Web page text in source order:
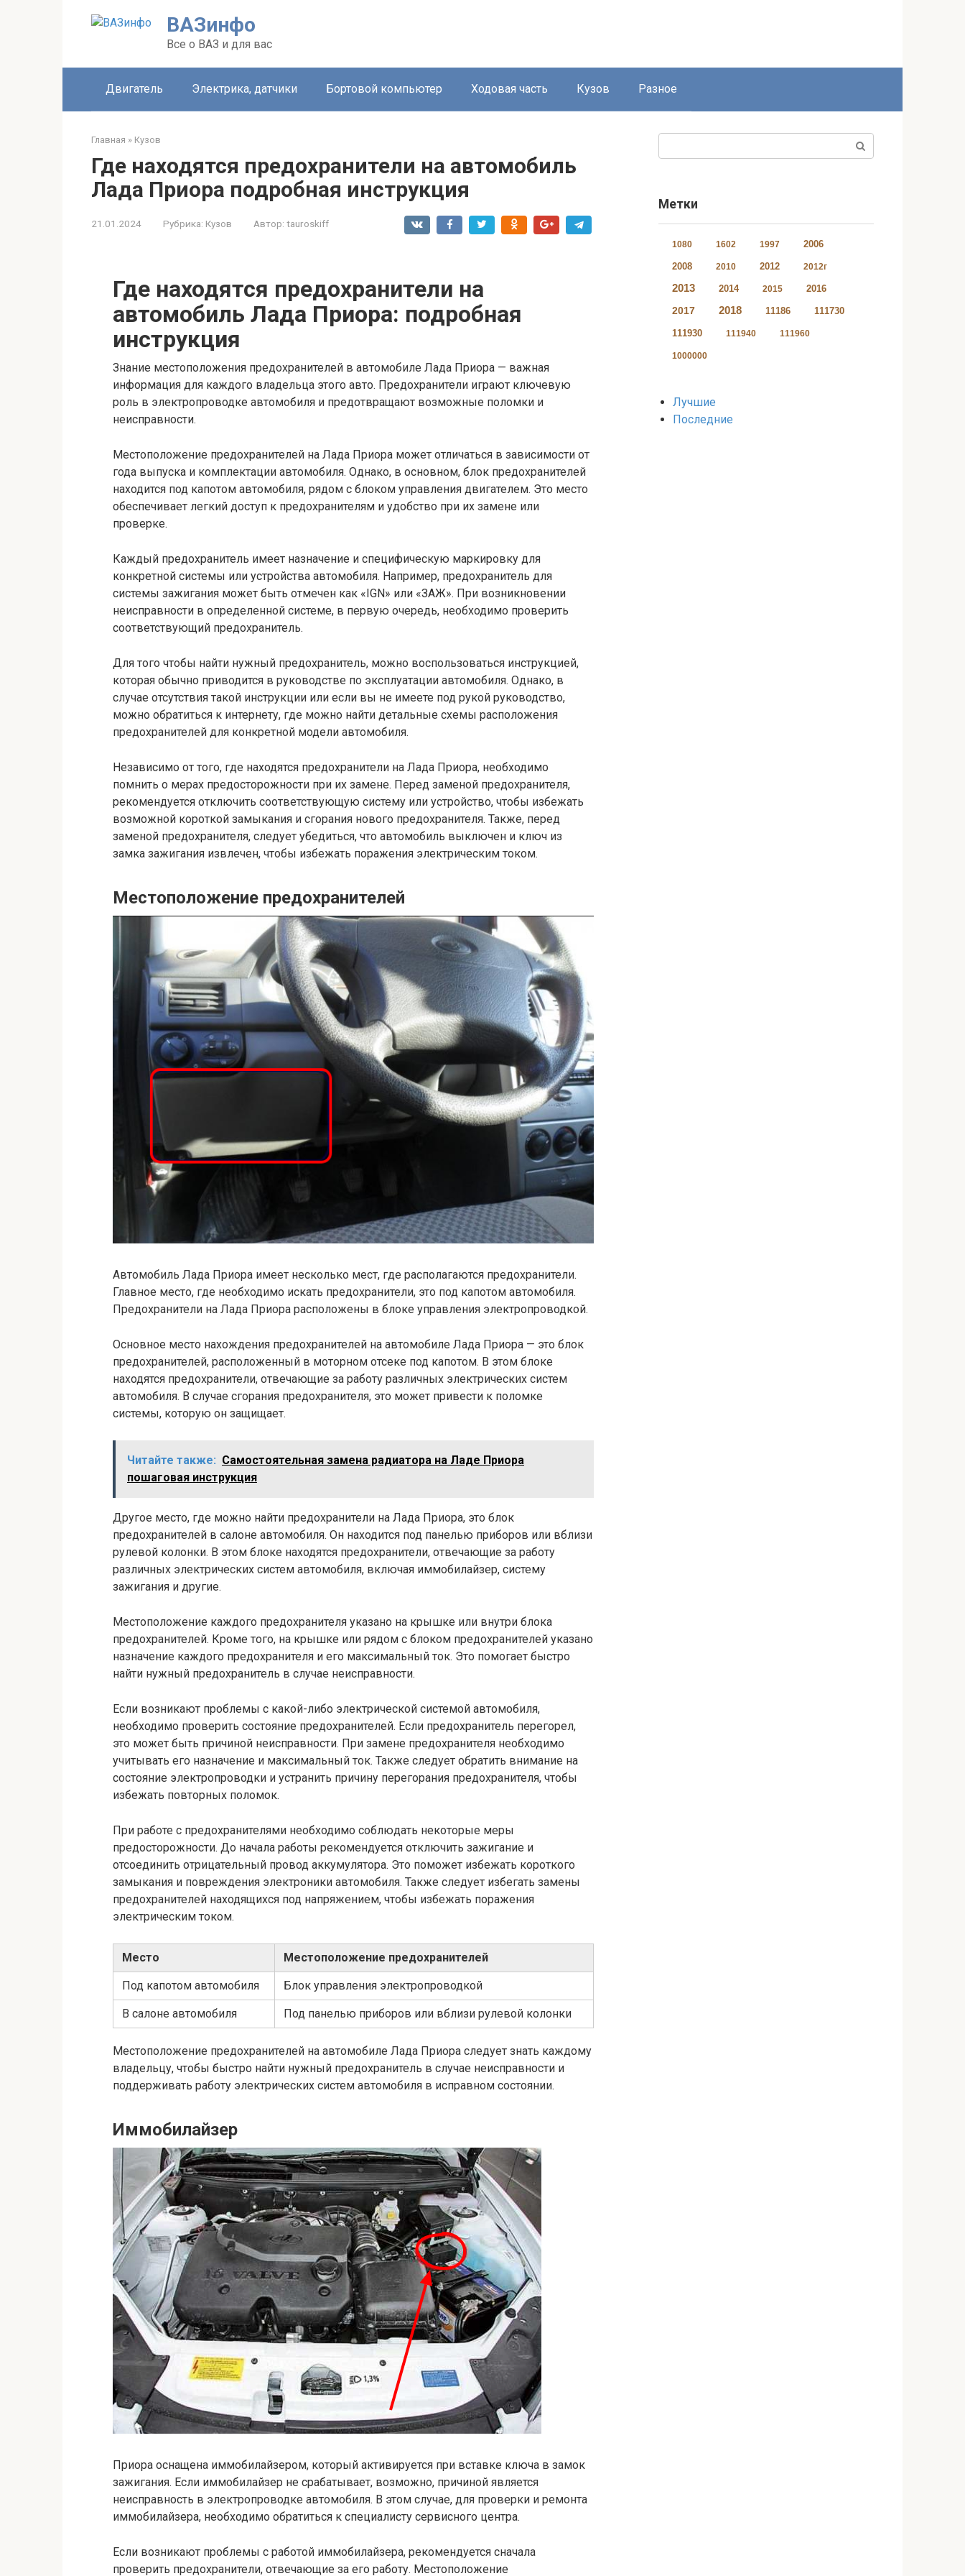
ВАЗинфо
Все о ВАЗ и для вас
Двигатель Электрика, датчики Бортовой компьютер Ходовая часть Кузов Разное
Главная » Кузов
Где находятся предохранители на автомобиль
Лада Приора подробная инструкция
21.01.2024 Рубрика: Кузов Автор: tauroskiff
Где находятся предохранители на
автомобиль Лада Приора: подробная
инструкция
Знание местоположения предохранителей в автомобиле Лада Приора — важная
информация для каждого владельца этого авто. Предохранители играют ключевую
роль в электропроводке автомобиля и предотвращают возможные поломки и
неисправности.
Местоположение предохранителей на Лада Приора может отличаться в зависимости от
года выпуска и комплектации автомобиля. Однако, в основном, блок предохранителей
находится под капотом автомобиля, рядом с блоком управления двигателем. Это место
обеспечивает легкий доступ к предохранителям и удобство при их замене или
проверке.
Каждый предохранитель имеет назначение и специфическую маркировку для
конкретной системы или устройства автомобиля. Например, предохранитель для
системы зажигания может быть отмечен как «IGN» или «ЗАЖ». При возникновении
неисправности в определенной системе, в первую очередь, необходимо проверить
соответствующий предохранитель.
Для того чтобы найти нужный предохранитель, можно воспользоваться инструкцией,
которая обычно приводится в руководстве по эксплуатации автомобиля. Однако, в
случае отсутствия такой инструкции или если вы не имеете под рукой руководство,
можно обратиться к интернету, где можно найти детальные схемы расположения
предохранителей для конкретной модели автомобиля.
Независимо от того, где находятся предохранители на Лада Приора, необходимо
помнить о мерах предосторожности при их замене. Перед заменой предохранителя,
рекомендуется отключить соответствующую систему или устройство, чтобы избежать
возможной короткой замыкания и сгорания нового предохранителя. Также, перед
заменой предохранителя, следует убедиться, что автомобиль выключен и ключ из
замка зажигания извлечен, чтобы избежать поражения электрическим током.
Местоположение предохранителей
Автомобиль Лада Приора имеет несколько мест, где располагаются предохранители.
Главное место, где необходимо искать предохранители, это под капотом автомобиля.
Предохранители на Лада Приора расположены в блоке управления электропроводкой.
Основное место нахождения предохранителей на автомобиле Лада Приора — это блок
предохранителей, расположенный в моторном отсеке под капотом. В этом блоке
находятся предохранители, отвечающие за работу различных электрических систем
автомобиля. В случае сгорания предохранителя, это может привести к поломке
системы, которую он защищает.
Читайте также: Самостоятельная замена радиатора на Ладе Приора
пошаговая инструкция
Другое место, где можно найти предохранители на Лада Приора, это блок
предохранителей в салоне автомобиля. Он находится под панелью приборов или вблизи
рулевой колонки. В этом блоке находятся предохранители, отвечающие за работу
различных электрических систем автомобиля, включая иммобилайзер, систему
зажигания и другие.
Местоположение каждого предохранителя указано на крышке или внутри блока
предохранителей. Кроме того, на крышке или рядом с блоком предохранителей указано
назначение каждого предохранителя и его максимальный ток. Это помогает быстро
найти нужный предохранитель в случае неисправности.
Если возникают проблемы с какой-либо электрической системой автомобиля,
необходимо проверить состояние предохранителей. Если предохранитель перегорел,
это может быть причиной неисправности. При замене предохранителя необходимо
учитывать его назначение и максимальный ток. Также следует обратить внимание на
состояние электропроводки и устранить причину перегорания предохранителя, чтобы
избежать повторных поломок.
При работе с предохранителями необходимо соблюдать некоторые меры
предосторожности. До начала работы рекомендуется отключить зажигание и
отсоединить отрицательный провод аккумулятора. Это поможет избежать короткого
замыкания и повреждения электроники автомобиля. Также следует избегать замены
предохранителей находящихся под напряжением, чтобы избежать поражения
электрическим током.
Место Местоположение предохранителей
Под капотом автомобиля Блок управления электропроводкой
В салоне автомобиля Под панелью приборов или вблизи рулевой колонки
Местоположение предохранителей на автомобиле Лада Приора следует знать каждому
владельцу, чтобы быстро найти нужный предохранитель в случае неисправности и
поддерживать работу электрических систем автомобиля в исправном состоянии.
Иммобилайзер
Приора оснащена иммобилайзером, который активируется при вставке ключа в замок
зажигания. Если иммобилайзер не срабатывает, возможно, причиной является
неисправность в электропроводке автомобиля. В этом случае, для проверки и ремонта
иммобилайзера, необходимо обратиться к специалисту сервисного центра.
Если возникают проблемы с работой иммобилайзера, рекомендуется сначала
проверить предохранители, отвечающие за его работу. Местоположение
Метки
1080 1602 1997 2006
2008 2010 2012 2012г
2013 2014 2015 2016
2017 2018 11186 111730
111930 111940 111960
1000000
Лучшие
Последние